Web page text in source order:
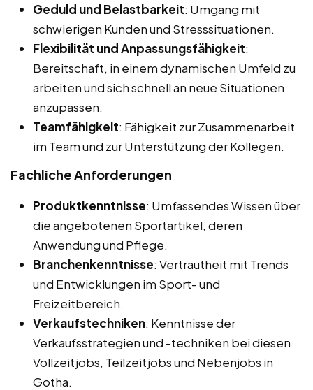
Geduld und Belastbarkeit: Umgang mit
schwierigen Kunden und Stresssituationen.
Flexibilität und Anpassungsfähigkeit:
Bereitschaft, in einem dynamischen Umfeld zu
arbeiten und sich schnell an neue Situationen
anzupassen.
Teamfähigkeit: Fähigkeit zur Zusammenarbeit
im Team und zur Unterstützung der Kollegen.
Fachliche Anforderungen
Produktkenntnisse: Umfassendes Wissen über
die angebotenen Sportartikel, deren
Anwendung und Pflege.
Branchenkenntnisse: Vertrautheit mit Trends
und Entwicklungen im Sport- und
Freizeitbereich.
Verkaufstechniken: Kenntnisse der
Verkaufsstrategien und -techniken bei diesen
Vollzeitjobs, Teilzeitjobs und Nebenjobs in
Gotha.